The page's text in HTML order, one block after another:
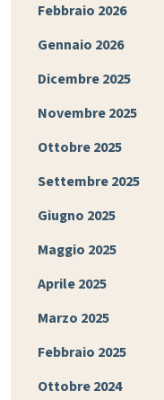
Febbraio 2026
Gennaio 2026
Dicembre 2025
Novembre 2025
Ottobre 2025
Settembre 2025
Giugno 2025
Maggio 2025
Aprile 2025
Marzo 2025
Febbraio 2025
Ottobre 2024